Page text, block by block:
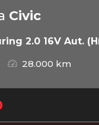
Civic
2.0 16V Aut.
28.000 km